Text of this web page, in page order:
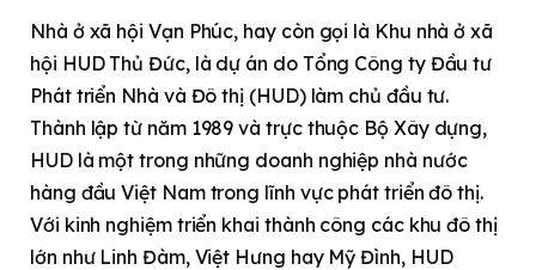
Nhà ở xã hội Vạn Phúc, hay còn gọi là Khu nhà ở xã
hội HUD Thủ Đức, là dự án do Tổng Công ty Đầu tư
Phát triển Nhà và Đô thị (HUD) làm chủ đầu tư.
Thành lập từ năm 1989 và trực thuộc Bộ Xây dựng,
HUD là một trong những doanh nghiệp nhà nước
hàng đầu Việt Nam trong lĩnh vực phát triển đô thị.
Với kinh nghiệm triển khai thành công các khu đô thị
lớn như Linh Đàm, Việt Hưng hay Mỹ Đình, HUD